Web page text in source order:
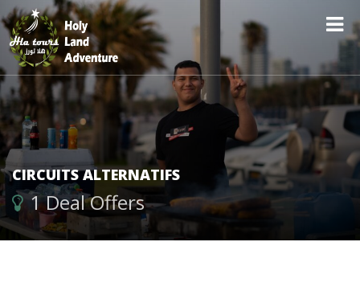
CIRCUITS ALTERNATIFS
1 Deal Offers